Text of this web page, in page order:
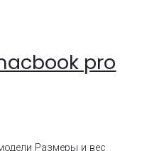
pro
Размеры и вес